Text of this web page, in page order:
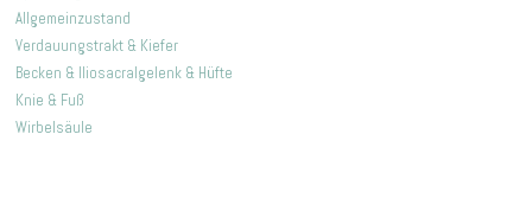
Allgemeinzustand
Verdauungstrakt & Kiefer
Becken & Iliosacralgelenk & Hüfte
Knie & Fuß
Wirbelsäule